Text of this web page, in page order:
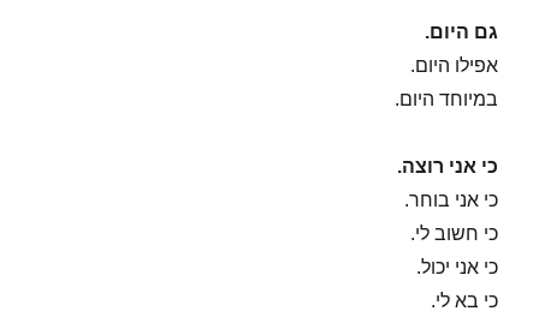
גם היום.
אפילו היום.
במיוחד היום.
כי אני רוצה.
כי אני בוחר.
כי חשוב לי.
כי אני יכול.
כי בא לי.